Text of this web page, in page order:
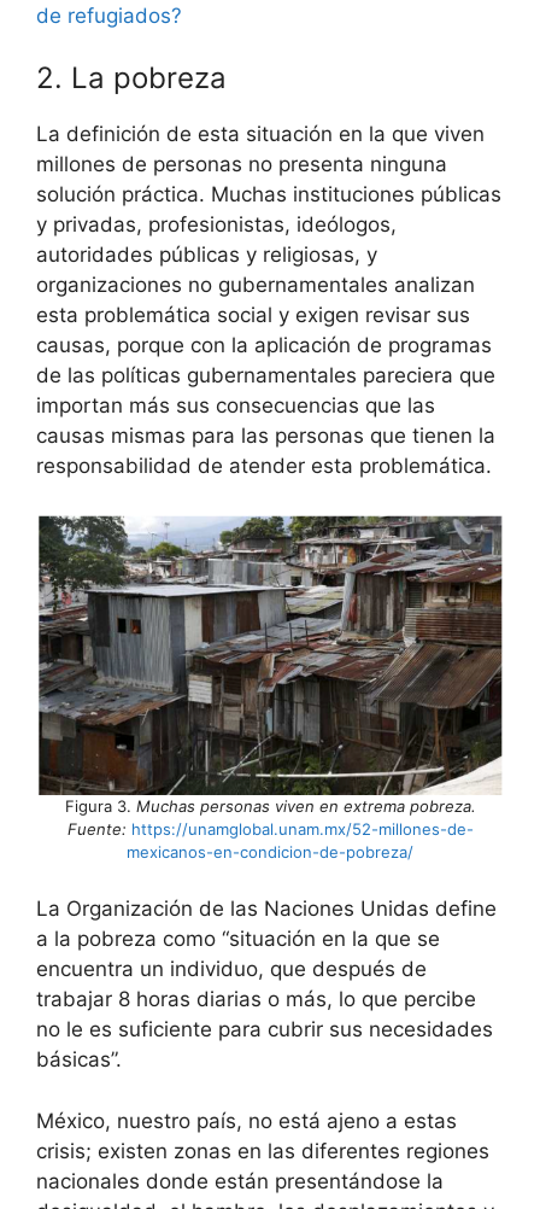
de refugiados?
2. La pobreza
La definición de esta situación en la que viven
millones de personas no presenta ninguna
solución práctica. Muchas instituciones públicas
y privadas, profesionistas, ideólogos,
autoridades públicas y religiosas, y
organizaciones no gubernamentales analizan
esta problemática social y exigen revisar sus
causas, porque con la aplicación de programas
de las políticas gubernamentales pareciera que
importan más sus consecuencias que las
causas mismas para las personas que tienen la
responsabilidad de atender esta problemática.
Figura 3. Muchas personas viven en extrema pobreza.
Fuente: https://unamglobal.unam.mx/52-millones-de-
mexicanos-en-condicion-de-pobreza/
La Organización de las Naciones Unidas define
a la pobreza como “situación en la que se
encuentra un individuo, que después de
trabajar 8 horas diarias o más, lo que percibe
no le es suficiente para cubrir sus necesidades
básicas”.
México, nuestro país, no está ajeno a estas
crisis; existen zonas en las diferentes regiones
nacionales donde están presentándose la